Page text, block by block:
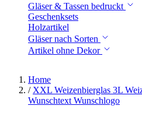
Gläser & Tassen bedruckt
Geschenksets
Holzartikel
Gläser nach Sorten
Artikel ohne Dekor
Home
/ XXL Weizenbierglas 3L
Wunschtext Wunschlogo